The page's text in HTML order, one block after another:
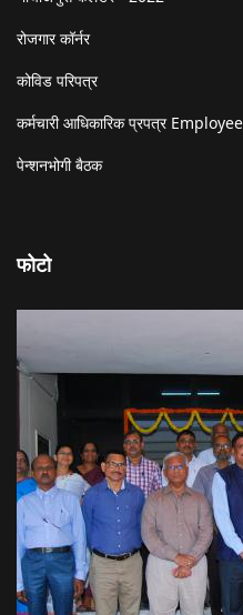
रोजगार कॉर्नर
कोविड परिपत्र
कर्मचारी आधिकारिक प्रपत्र
पेन्शनभोगी बैठक
फोटो